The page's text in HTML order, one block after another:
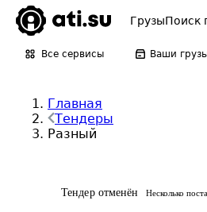
ГрузыПоиск
Все сервисы Ваши
Главная
Тендеры
Разный
Тендер отменён Несколько